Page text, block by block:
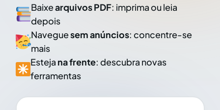
Baixearquivos PDF: imprima ou leia
depois
Naveguesem anúncios: concentre-se
mais
Esteja na frente: descubra novas
ferramentas